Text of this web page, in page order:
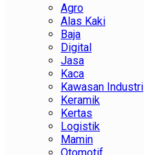
Agro
Alas Kaki
Baja
Digital
Jasa
Kaca
Kawasan Industri
Keramik
Kertas
Logistik
Mamin